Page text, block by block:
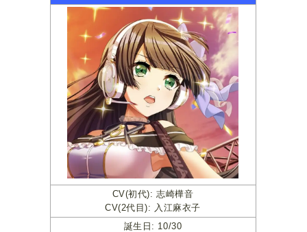
CV(初代): 志崎樺音
CV(2代目): 入江麻衣子
誕生日: 10/30